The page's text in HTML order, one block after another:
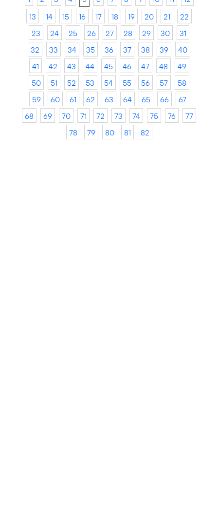
13
14 15 16 17 18 19 20 21
22
23
24 25 26 27 28 29 30
31
32
33 34 35 36 37 38 39
40
41
42 43 44 45 46 47 48
49
50
51 52 53 54 55 56 57
58
59
60 61 62 63 64 65 66
67
68
69 70 71 72 73 74 75 76
77
78
79 80 81 82